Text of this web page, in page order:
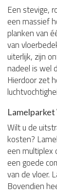
Een stevige,
een massief
planken van
van
uiterlijk, zijn
nadeel is wel
Hierdoor zet
Wilt u de
kosten?
een multiplex
een goede
van de vloer.
Bovendien